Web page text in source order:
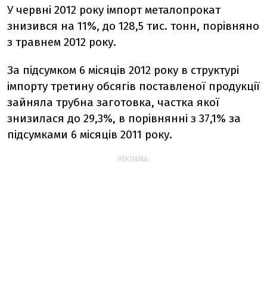
У червні 2012 року імпорт металопрокат
знизився на 11%, до 128,5 тис. тонн, порівняно
з травнем 2012 року.
За підсумком 6 місяців 2012 року в структурі
імпорту третину обсягів поставленої продукції
зайняла трубна заготовка, частка якої
знизилася до 29,3%, в порівнянні з 37,1% за
підсумками 6 місяців 2011 року.
РЕКЛАМА: